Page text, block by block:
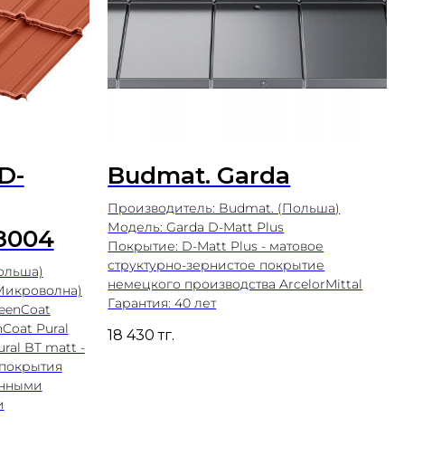
Pural
BT matt -
Budmat. Garda
Производитель: Budmat. (Польша)
Модель: Garda D-Matt Plus
Покрытие: D-Matt Plus - матовое
структурно-зернистое покрытие
немецкого производства ArcelorMittal
Гарантия: 40 лет
18 430 тг.